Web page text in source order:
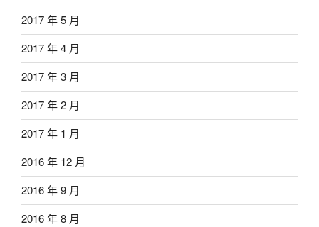
2017 年 5 月
2017 年 4 月
2017 年 3 月
2017 年 2 月
2017 年 1 月
2016 年 12 月
2016 年 9 月
2016 年 8 月